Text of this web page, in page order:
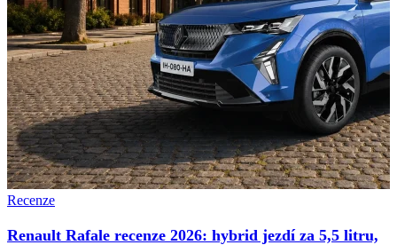
Recenze
Renault Rafale recenze 2026: hybrid jezdí za 5,5 litru,